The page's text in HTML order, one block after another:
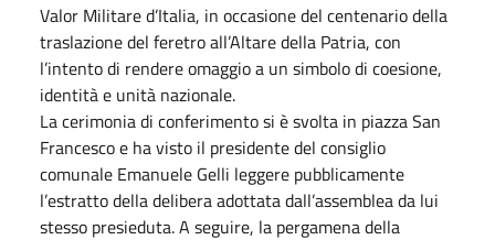
Valor Militare d’Italia, in occasione del centenario della
traslazione del feretro all’Altare della Patria, con
l’intento di rendere omaggio a un simbolo di coesione,
identità e unità nazionale.
La cerimonia di conferimento si è svolta in piazza San
Francesco e ha visto il presidente del consiglio
comunale Emanuele Gelli leggere pubblicamente
l’estratto della delibera adottata dall’assemblea da lui
stesso presieduta. A seguire, la pergamena della